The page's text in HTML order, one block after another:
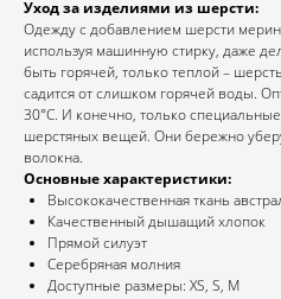
Уход за изделиями из шерсти:
Одежду с добавлением шерсти
используя машинную стирку, даже
быть горячей, только теплой –
садится от слишком горячей воды.
30°С. И конечно, только
шерстяных вещей. Они бережно
волокна.
Основные характеристики:
Высококачественная ткань
Качественный дышащий хлопок
Прямой силуэт
Серебряная молния
Доступные размеры: XS, S, M